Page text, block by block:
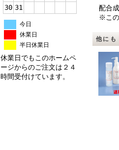
30 31
今日
休業日
半日休業日
休業日でもこのホームペ
ージからのご注文は２４
時間受付けています。
配合成
※この
他にも